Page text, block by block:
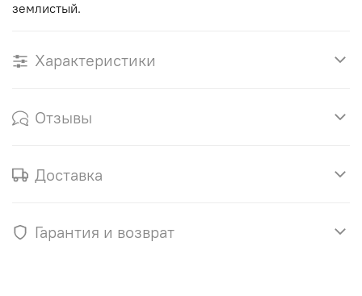
землистый.
Характеристики
Отзывы
Доставка
Гарантия и возврат